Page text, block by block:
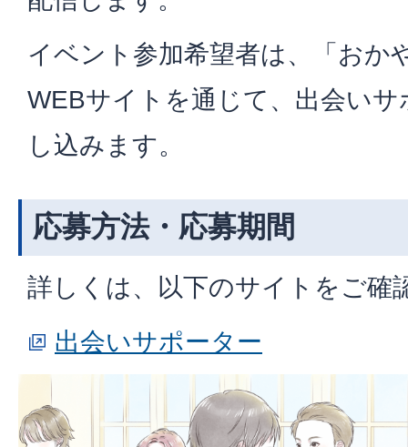
イベント参加希望者は、「おか
WEBサイトを通じて、出会い
し込みます。
応募方法・応募期間
詳しくは、以下のサイトをご確
出会いサポーター